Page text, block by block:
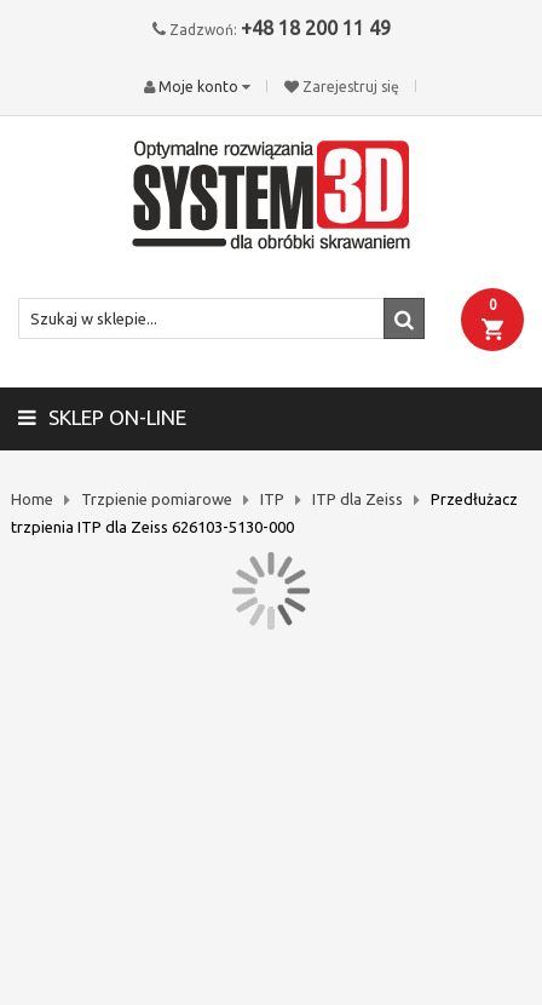
Zadzwoń: +48 18 200 11 49
Zarejestruj się
Moje konto
0
SKLEP ON-LINE
Home Trzpienie pomiarowe ITP ITP dla Zeiss
Przedłużacz
trzpienia ITP dla Zeiss 626103-5130-000